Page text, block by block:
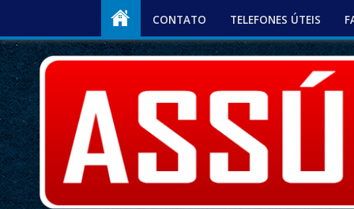
CONTATO TELEFONES ÚTEIS